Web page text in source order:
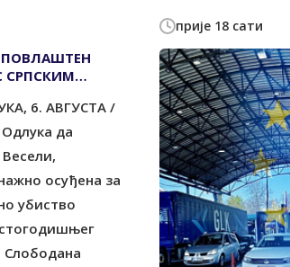
ПОВЛАШТЕН
СРПСКИМ
ЗА СВАКОГ
6. АВГУСТА /
да
осуђена за
убиство
Слободана
прије 18 сати